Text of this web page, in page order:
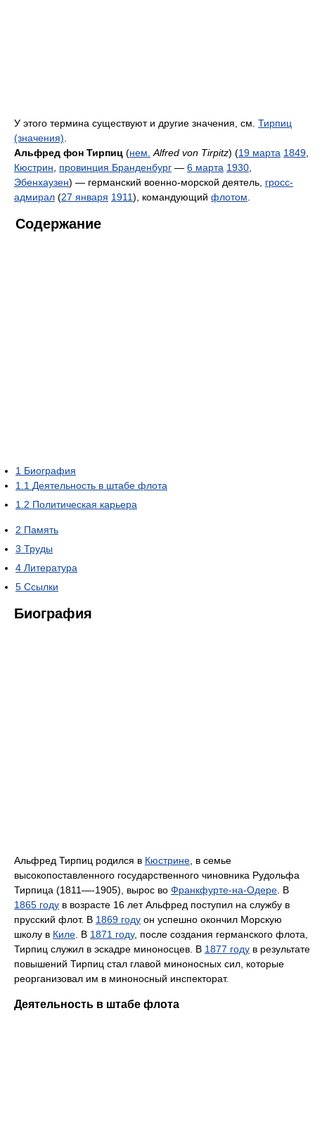
У этого термина существуют и другие значения, см. Тирпиц
(значения)
Альфред фон Тирпиц (нем. Alfred von Tirpitz) (19 марта 1849
Кюстрин
провинция Бранденбург — 6 марта 1930
Эбенхаузен) — германский военно-морской деятель, гросс-
адмирал (27 января 1911), командующий флотом
Содержание
1 Биография
1.1 Деятельность в штабе флота
1.2 Политическая карьера
2 Память
3 Труды
4 Литература
5 Ссылки
Биография
Альфред Тирпиц родился в Кюстрине , в семье
высокопоставленного государственного чиновника Рудольфа
Тирпица (1811—-1905), вырос во Франкфурте-на-Одере . В
1865 году в возрасте 16 лет Альфред поступил на службу в
прусский флот. В 1869 году он успешно окончил Морскую
школу в Киле . В 1871 году, после создания германского флота,
Тирпиц служил в эскадре миноносцев. В 1877 году в результате
повышений Тирпиц стал главой миноносных сил, которые
реорганизовал им в миноносный инспекторат.
Деятельность в штабе флота